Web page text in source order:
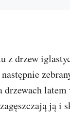
z drzew
latem
ją i